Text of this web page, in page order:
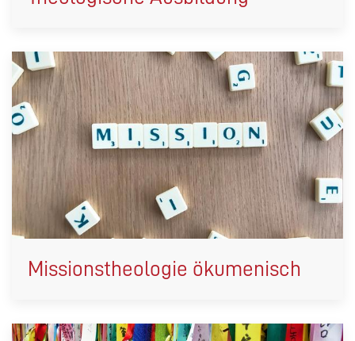
Missionstheologie ökumenisch